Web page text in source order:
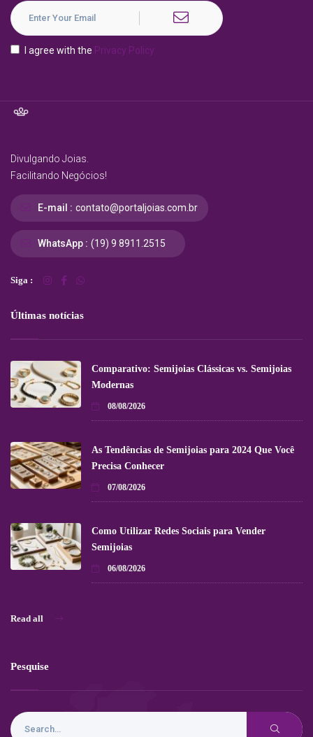
I agree with the Privacy Policy
Divulgando Joias.
Facilitando Negócios!
E-mail : contato@portaljoias.com.br
WhatsApp : (19) 9 8911.2515
Siga :
Últimas notícias
Comparativo: Semijoias Clássicas vs. Semijoias
Modernas
08/08/2026
As Tendências de Semijoias para 2024 Que Você
Precisa Conhecer
07/08/2026
Como Utilizar Redes Sociais para Vender
Semijoias
06/08/2026
Read all
Pesquise